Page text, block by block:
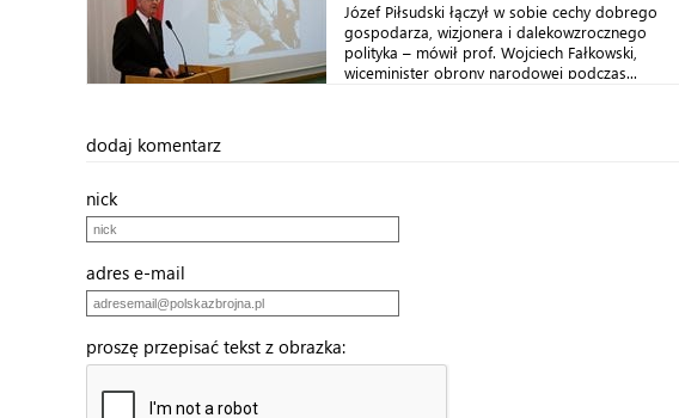
Józef Piłsudski łączył w sobie cechy dobrego
gospodarza, wizjonera i dalekowzrocznego
polityka – mówił prof. Wojciech Fałkowski,
wiceminister obrony narodowej podczas...
dodaj komentarz
nick
adres e-mail
proszę przepisać tekst z obrazka: